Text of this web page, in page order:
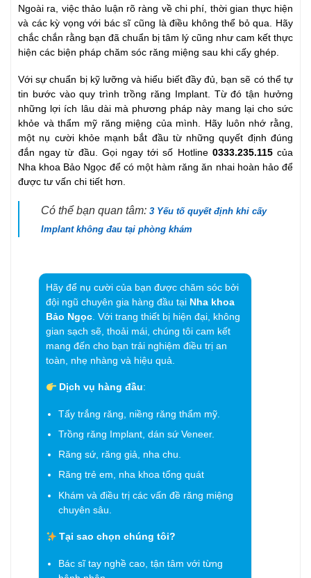
Ngoài ra, việc thảo luận rõ ràng về chi phí, thời gian thực hiện
và các kỳ vọng với bác sĩ cũng là điều không thể bỏ qua. Hãy
chắc chắn rằng bạn đã chuẩn bị tâm lý cũng như cam kết thực
hiện các biện pháp chăm sóc răng miệng sau khi cấy ghép.
Với sự chuẩn bị kỹ lưỡng và hiểu biết đầy đủ, bạn sẽ có thể tự
tin bước vào quy trình trồng răng Implant. Từ đó tận hưởng
những lợi ích lâu dài mà phương pháp này mang lại cho sức
khỏe và thẩm mỹ răng miệng của mình. Hãy luôn nhớ rằng,
một nụ cười khỏe mạnh bắt đầu từ những quyết định đúng
đắn ngay từ đầu. Gọi ngay tới số Hotline 0333.235.115của
Nha khoa Bảo Ngọc để có một hàm răng ăn nhai hoàn hảo để
được tư vấn chi tiết hơn.
Có thể bạn quan tâm: 3 Yếu tố quyết định khi cấy
Implant không đau tại phòng khám
Hãy để nụ cười của bạn được chăm sóc bởi
đội ngũ chuyên gia hàng đầu tại Nha khoa
Bảo Ngọc . Với trang thiết bị hiện đại, không
gian sạch sẽ, thoải mái, chúng tôi cam kết
mang đến cho bạn trải nghiệm điều trị an
toàn, nhẹ nhàng và hiệu quả.
Dịch vụ hàng đầu:
Tẩy trắng răng, niềng răng thẩm mỹ.
Trồng răng Implant, dán sứ Veneer.
Răng sứ, răng giả, nha chu.
Răng trẻ em, nha khoa tổng quát
Khám và điều trị các vấn đề răng miệng
chuyên sâu.
Tại sao chọn chúng tôi?
Bác sĩ tay nghề cao, tận tâm với từng